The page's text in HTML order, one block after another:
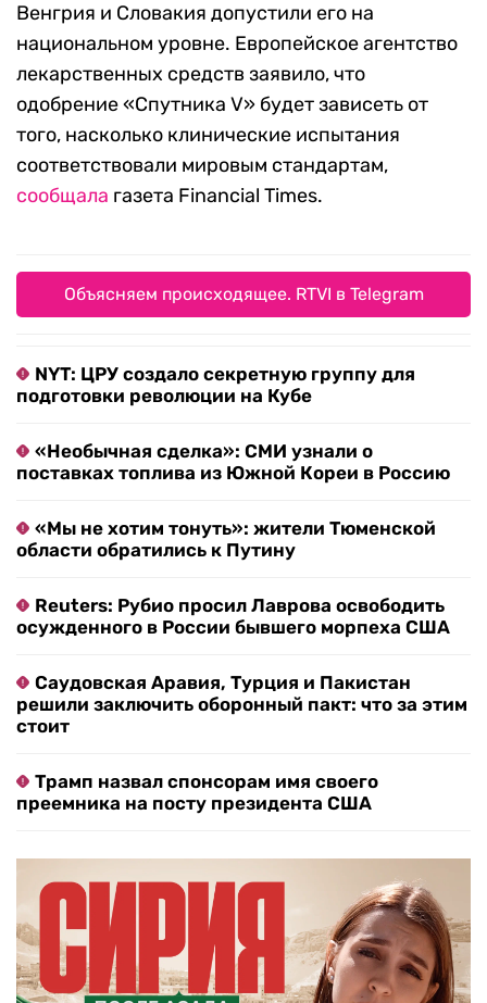
Венгрия и Словакия допустили его на
национальном уровне. Европейское агентство
лекарственных средств заявило, что
одобрение «Спутника V» будет зависеть от
того, насколько клинические испытания
соответствовали мировым стандартам,
сообщала газета Financial Times.
Объясняем происходящее. RTVI в Telegram
NYT: ЦРУ создало секретную группу для
подготовки революции на Кубе
«Необычная сделка»: СМИ узнали о
поставках топлива из Южной Кореи в Россию
«Мы не хотим тонуть»: жители Тюменской
области обратились к Путину
Reuters: Рубио просил Лаврова освободить
осужденного в России бывшего морпеха США
Саудовская Аравия, Турция и Пакистан
решили заключить оборонный пакт: что за этим
стоит
Трамп назвал спонсорам имя своего
преемника на посту президента США